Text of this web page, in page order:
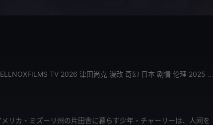
TV 2026 津田尚克 漫改 奇幻 日本 剧情 伦理 2025 SF
リカ・ミズーリ州の片田舎に暮らす少年・チャーリーは、人间を